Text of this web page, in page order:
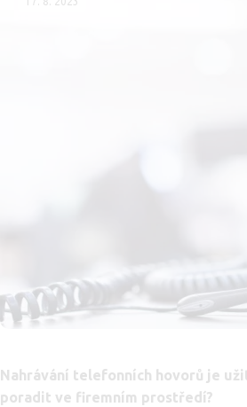
Nahrávání telefonních hovorů je
poradit ve firemním prostředí?